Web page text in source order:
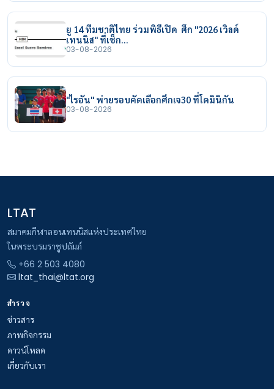
ยู 14 ทีมชาติไทย ร่วมพิธีเปิด ศึก "2026 เวิลด์
เทนนิส" ที่เช็ก…
03-08-2026
"ไรอัน" พ่ายรอบคัดเลือกศึกเจ30 ที่โดมินิกัน
03-08-2026
LTAT
สมาคมกีฬาลอนเทนนิสแห่งประเทศไทย
ในพระบรมราชูปถัมภ์
+66 2 503 4080
ltat_thai@ltat.org
สำรวจ
ข่าวสาร
ภาพกิจกรรม
ดาวน์โหลด
เกี่ยวกับเรา